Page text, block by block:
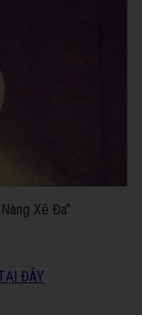
Xê Đa"
ĐÂY